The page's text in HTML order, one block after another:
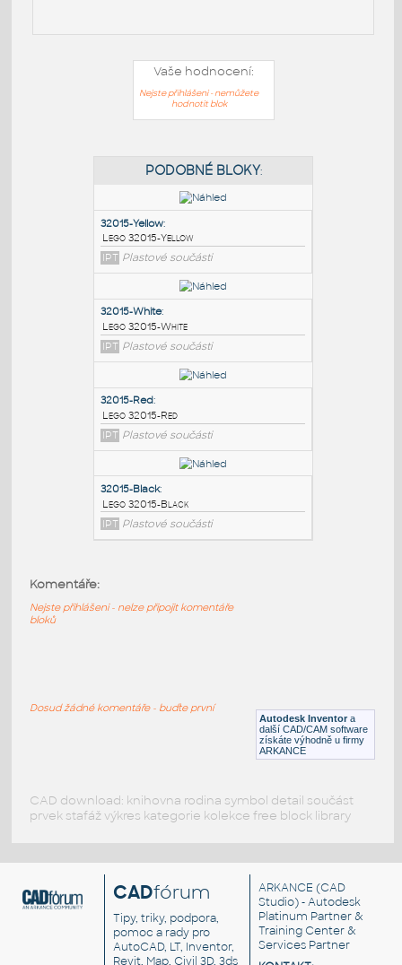
Vaše hodnocení:
Nejste přihlášeni - nemůžete
hodnotit blok
32015-Yellow:
Lego 32015-Yellow
IPT Plastové součásti
32015-White:
Lego 32015-White
IPT Plastové součásti
Lego 32015-Red
Lego 32015-Black
Autodesk Inventor a
další CAD/CAM software
získáte výhodně u firmy
ARKANCE
Komentáře:
Nejste přihlášeni - nelze připojit komentáře
bloků
Dosud žádné komentáře - buďte první
CAD download: knihovna rodina symbol detail součást
prvek stafáž výkres kategorie kolekce free block library
CADfórum
Tipy, triky, podpora,
pomoc a rady pro
AutoCAD, LT, Inventor,
Revit, Map, Civil 3D, 3ds
ARKANCE (CAD
Studio) - Autodesk
Platinum Partner &
Training Center &
Services Partner